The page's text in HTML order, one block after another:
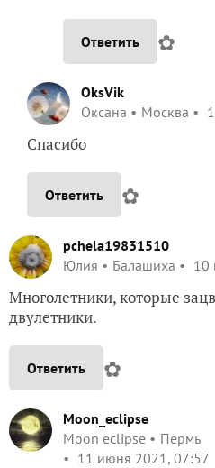
Ответить ✿
OksVik
Оксана
Москва
Спасибо
Ответить ✿
pchela19831510
Юлия
Балашиха 10
Многолетники, которые
двулетники.
Ответить ✿
Moon_eclipse
Moon eclipse
Пермь
11 июня 2021, 07:57